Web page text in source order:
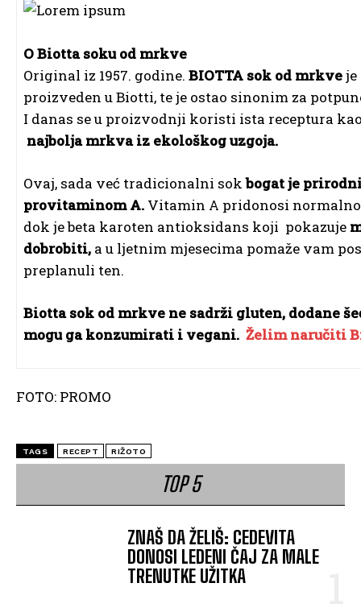
O Biotta soku od mrkve
Original iz 1957. godine. BIOTTA sok od mrkve
proizveden u Biotti, te je ostao sinonim za
I danas se u proizvodnji koristi ista receptura
najbolja mrkva iz ekološkog uzgoja.
Ovaj, sada već tradicionalni sokbogat je
provitaminom A. Vitamin A pridonosi
dok je beta karoten antioksidans koji pokazuje
dobrobiti, a u ljetnim mjesecima pomaže vam
preplanuli ten.
Biotta sok od mrkve ne sadrži gluten, dodane
mogu ga konzumirati i vegani. Želim naručiti
FOTO: PROMO
TAGS RECEPT RIŽOTO
TOP 5
ZNAŠ DA ŽELIŠ: CEDEVITA
DONOSI LEDENI ČAJ ZA MALE
TRENUTKE UŽITKA